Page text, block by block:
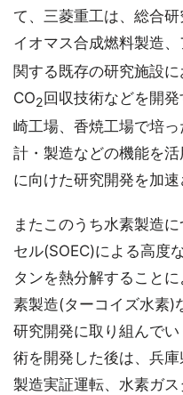
て、三菱重工は、総合
イオマス合成燃料製造
関する既存の研究施設に
CO2回収技術などを開
崎工場、香焼工場で培
計・製造などの機能を
に向けた研究開発を加速
またこのうち水素製造
セル(SOEC)による高度
タンを熱分解すること
素製造(ターコイズ水素)
研究開発に取り組んで
術を開発した後は、兵
製造実証運転、水素ガ